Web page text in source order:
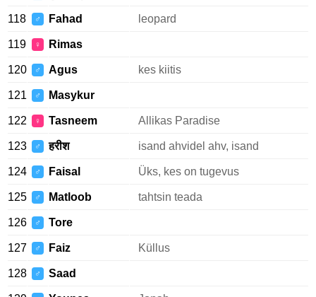
118 ♂ Fahad leopard
119 ♀ Rimas
120 ♂ Agus kes kiitis
121 ♂ Masykur
122 ♀ Tasneem Allikas Paradise
123 ♂ हरीश isand ahvidel ahv, isand
124 ♂ Faisal Üks, kes on tugevus
125 ♂ Matloob tahtsin teada
126 ♂ Tore
127 ♂ Faiz Küllus
128 ♂ Saad